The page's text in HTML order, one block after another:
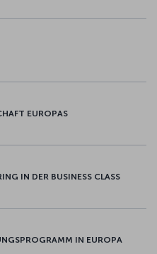
EUROPAS
IN DER BUSINESS CLASS
IN EUROPA